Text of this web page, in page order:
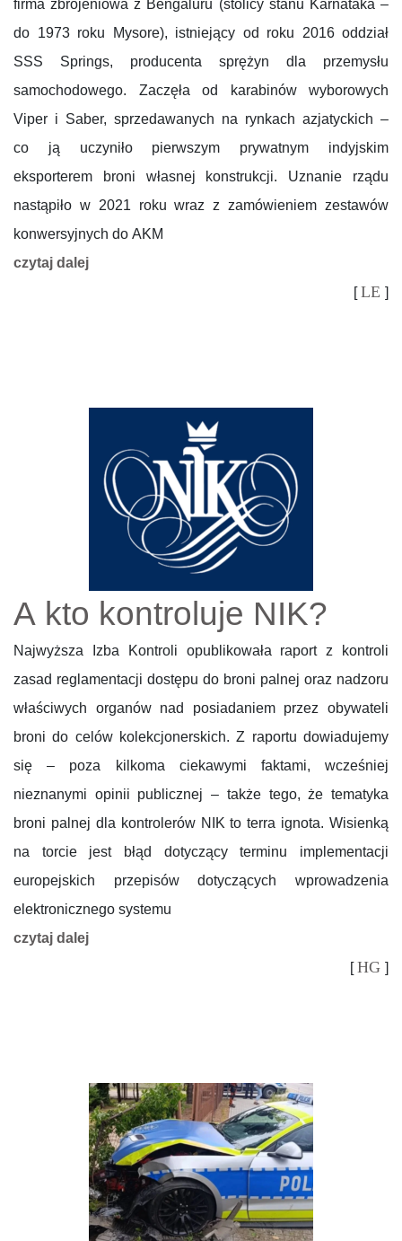
firma zbrojeniowa z Bengaluru (stolicy stanu Karnataka –
do 1973 roku Mysore), istniejący od roku 2016 oddział
SSS Springs, producenta sprężyn dla przemysłu
samochodowego. Zaczęła od karabinów wyborowych
Viper i Saber, sprzedawanych na rynkach azjatyckich –
co ją uczyniło pierwszym prywatnym indyjskim
eksporterem broni własnej konstrukcji. Uznanie rządu
nastąpiło w 2021 roku wraz z zamówieniem zestawów
konwersyjnych do AKM
czytaj dalej
[LE ]
A kto kontroluje NIK?
Najwyższa Izba Kontroli opublikowała raport z kontroli
zasad reglamentacji dostępu do broni palnej oraz nadzoru
właściwych organów nad posiadaniem przez obywateli
broni do celów kolekcjonerskich. Z raportu dowiadujemy
się – poza kilkoma ciekawymi faktami, wcześniej
nieznanymi opinii publicznej – także tego, że tematyka
broni palnej dla kontrolerów NIK to terra ignota. Wisienką
na torcie jest błąd dotyczący terminu implementacji
europejskich przepisów dotyczących wprowadzenia
elektronicznego systemu
czytaj dalej
[HG ]